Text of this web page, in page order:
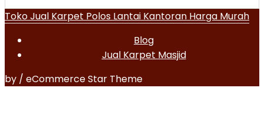
Toko Jual Karpet Polos Lantai Kantoran Harga Murah
Blog
Jual Karpet Masjid
by / eCommerce Star Theme